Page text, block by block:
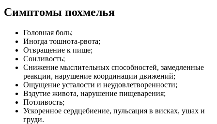
Симптомы похмелья
Головная боль;
Иногда тошнота-рвота;
Отвращение к пище;
Сонливость;
Снижение мыслительных способностей, замедленные
реакции, нарушение координации движений;
Ощущение усталости и неудовлетворенности;
Вздутие живота, нарушение пищеварения;
Потливость;
Ускоренное сердцебиение, пульсация в висках, ушах и
груди.